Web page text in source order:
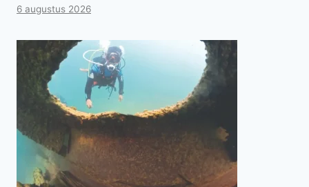
6 augustus 2026